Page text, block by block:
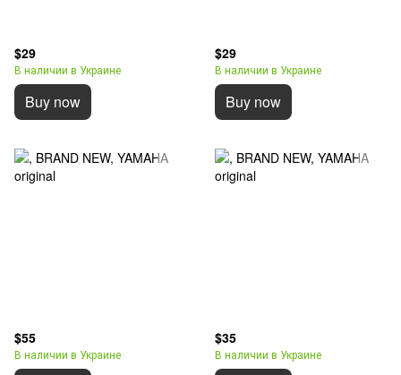
$29
В наличии в Украине
Buy now
$29
В наличии в Украине
Buy now
$55
В наличии в Украине
$35
В наличии в Украине